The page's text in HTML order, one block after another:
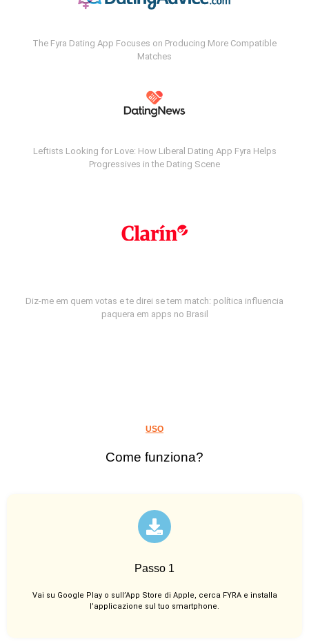
The Fyra Dating App Focuses on Producing More Compatible
Matches
Leftists Looking for Love: How Liberal Dating App Fyra Helps
Progressives in the Dating Scene
Diz-me em quem votas e te direi se tem match: política influencia
paquera em apps no Brasil
USO
Come funziona?
Passo 1
Vai su Google Play o sull’App Store di Apple, cerca FYRA e installa
l’applicazione sul tuo smartphone.